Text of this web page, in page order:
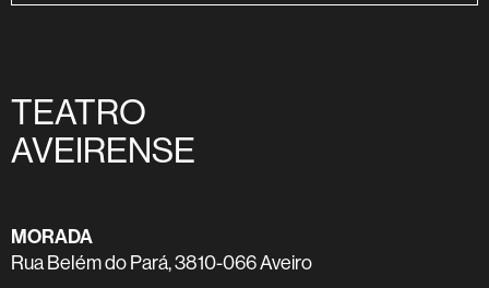
TEATRO
AVEIRENSE
MORADA
Rua Belém do Pará, 3810-066 Aveiro